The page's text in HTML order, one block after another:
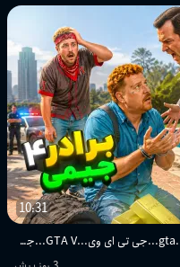
10:31
جی تی ای اما برادر جیمی در جی تی ای!...gta...جی تی ای وی...GTA V...جی تی ای 5